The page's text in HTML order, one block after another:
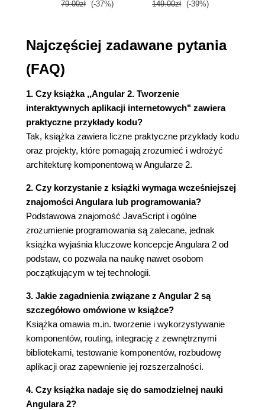
Powtórka (58)
Powtórka (62)
Powtórka (70)
Filtrowanie zadań (70)
Podsumowanie (74)
Rozdział 3. Tworzenie kompozycji przy użyciu
komponentów (75)
Dane - od tymczasowej listy do prawdziwej bazy
danych (76)
Programowanie reaktywne z użyciem
obserwowalnych struktur danych (76)
Niezmienność (84)
Czyste komponenty (86)
Oczyszczanie listy zadań (89)
Kompozycja z użyciem rzutowania treści (95)
Tworzenie komponentu zakładek (97)
Powtórka (100)
Mieszanie rzutowanej i generowanej zawartości
(101)
Podsumowanie (107)
Rozdział 4. Tylko bez komentarzy, proszę! (109)
Jeden edytor, by wszystkimi rządzić (110)
79.00zł (-37%) 149.00zł (-39%)
Najczęściej zadawane pytania
(FAQ)
1. Czy książka ,,Angular 2. Tworzenie
interaktywnych aplikacji internetowych" zawiera
praktyczne przykłady kodu?
Tak, książka zawiera liczne praktyczne przykłady kodu
oraz projekty, które pomagają zrozumieć i wdrożyć
architekturę komponentową w Angularze 2.
2. Czy korzystanie z książki wymaga wcześniejszej
znajomości Angulara lub programowania?
Podstawowa znajomość JavaScript i ogólne
zrozumienie programowania są zalecane, jednak
książka wyjaśnia kluczowe koncepcje Angulara 2 od
podstaw, co pozwala na naukę nawet osobom
początkującym w tej technologii.
3. Jakie zagadnienia związane z Angular 2 są
szczegółowo omówione w książce?
Książka omawia m.in. tworzenie i wykorzystywanie
komponentów, routing, integrację z zewnętrznymi
bibliotekami, testowanie komponentów, rozbudowę
aplikacji oraz zapewnienie jej rozszerzalności.
4. Czy książka nadaje się do samodzielnej nauki
Angulara 2?